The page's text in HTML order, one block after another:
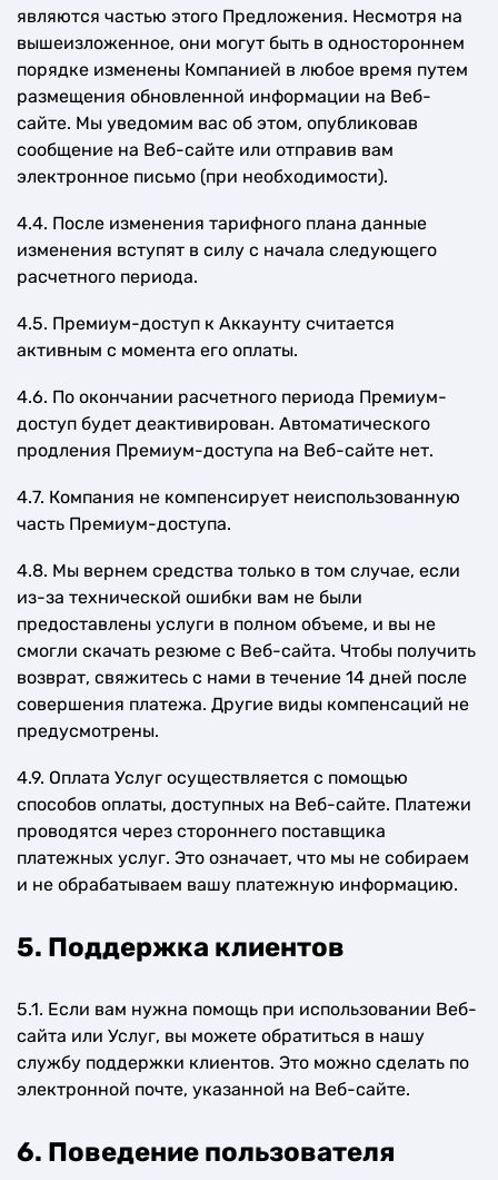
являются частью этого Предложения. Несмотря на
вышеизложенное, они могут быть в одностороннем
порядке изменены Компанией в любое время путем
размещения обновленной информации на Веб-
сайте. Мы уведомим вас об этом, опубликовав
сообщение на Веб-сайте или отправив вам
электронное письмо (при необходимости).
4.4. После изменения тарифного плана данные
изменения вступят в силу с начала следующего
расчетного периода.
4.5. Премиум-доступ к Аккаунту считается
активным с момента его оплаты.
4.6. По окончании расчетного периода Премиум-
доступ будет деактивирован. Автоматического
продления Премиум-доступа на Веб-сайте нет.
4.7. Компания не компенсирует неиспользованную
часть Премиум-доступа.
4.8. Мы вернем средства только в том случае, если
из-за технической ошибки вам не были
предоставлены услуги в полном объеме, и вы не
смогли скачать резюме с Веб-сайта. Чтобы получить
возврат, свяжитесь с нами в течение 14 дней после
совершения платежа. Другие виды компенсаций не
предусмотрены.
4.9. Оплата Услуг осуществляется с помощью
способов оплаты, доступных на Веб-сайте. Платежи
проводятся через стороннего поставщика
платежных услуг. Это означает, что мы не собираем
и не обрабатываем вашу платежную информацию.
5. Поддержка клиентов
5.1. Если вам нужна помощь при использовании Веб-
сайта или Услуг, вы можете обратиться в нашу
службу поддержки клиентов. Это можно сделать по
электронной почте, указанной на Веб-сайте.
6. Поведение пользователя